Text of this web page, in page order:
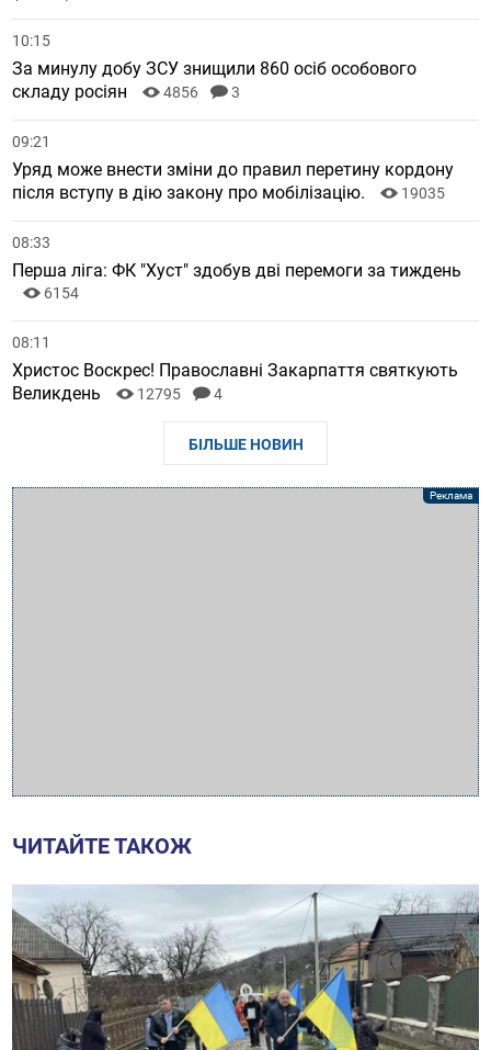
10:15
За минулу добу ЗСУ знищили 860 осіб особового
складу росіян
4856 3
09:21
Уряд може внести зміни до правил перетину кордону
після вступу в дію закону про мобілізацію.
19035
08:33
Перша ліга: ФК "Хуст" здобув дві перемоги за тиждень
6154
08:11
Христос Воскрес! Православні Закарпаття святкують
Великдень
12795 4
БІЛЬШЕ НОВИН
ЧИТАЙТЕ ТАКОЖ